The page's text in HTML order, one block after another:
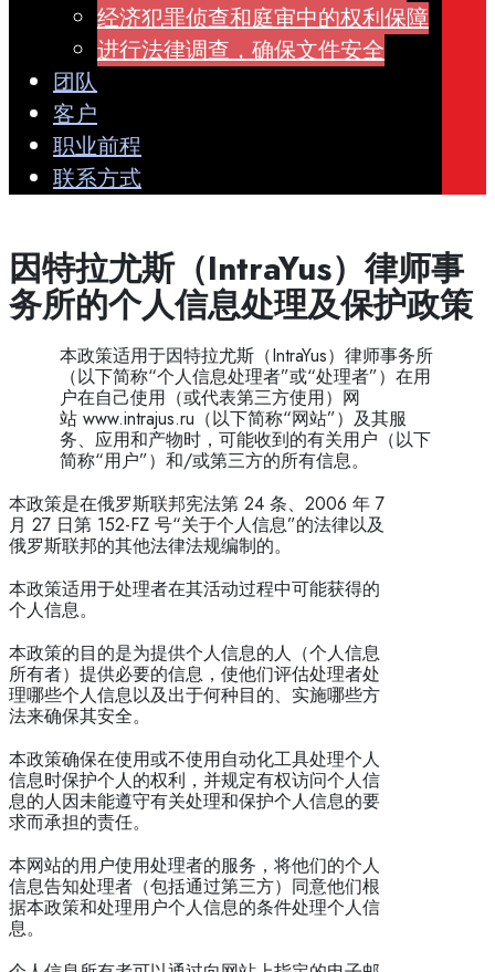
经济犯罪侦查和庭审中的权利保障
进行法律调查，确保文件安全
团队
客户
职业前程
联系方式
因特拉尤斯（IntraYus）律师事
务所的个人信息处理及保护政策
本政策适用于因特拉尤斯（IntraYus）律师事务所
（以下简称“个人信息处理者”或“处理者”）在用
户在自己使用（或代表第三方使用）网
站 www.intrajus.ru（以下简称“网站”）及其服
务、应用和产物时，可能收到的有关用户（以下
简称“用户”）和/或第三方的所有信息。
本政策是在俄罗斯联邦宪法第 24 条、2006 年 7
月 27 日第 152-FZ 号“关于个人信息”的法律以及
俄罗斯联邦的其他法律法规编制的。
本政策适用于处理者在其活动过程中可能获得的
个人信息。
本政策的目的是为提供个人信息的人（个人信息
所有者）提供必要的信息，使他们评估处理者处
理哪些个人信息以及出于何种目的、实施哪些方
法来确保其安全。
本政策确保在使用或不使用自动化工具处理个人
信息时保护个人的权利，并规定有权访问个人信
息的人因未能遵守有关处理和保护个人信息的要
求而承担的责任。
本网站的用户使用处理者的服务，将他们的个人
信息告知处理者（包括通过第三方）同意他们根
据本政策和处理用户个人信息的条件处理个人信
息。